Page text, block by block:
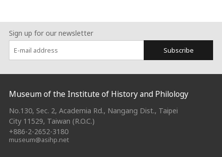
Sign up for our newsletter
Subscribe
:::
Museum of the Institute of History and Philology
No.130, Sec. 2, Academia Rd., Nangang Dist., Taipei
City 11529, Taiwan (R.O.C.)
+886-2-2652-3180
museum@asihp.net